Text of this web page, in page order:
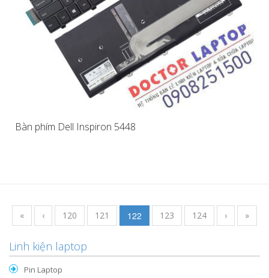
Bàn phím Dell Inspiron 5448
« ‹ 120 121 122 123 124 › »
Linh kiện laptop
Pin Laptop